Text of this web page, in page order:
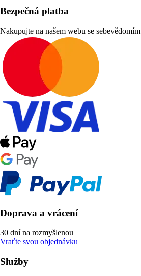
Bezpečná platba
Nakupujte na našem webu se sebevědomím
Doprava a vrácení
30 dní na rozmyšlenou
Vraťte svou objednávku
Služby